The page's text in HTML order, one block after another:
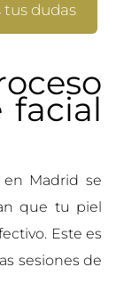
tus dudas
facial
en Madrid se
que tu piel
Este es
sesiones de